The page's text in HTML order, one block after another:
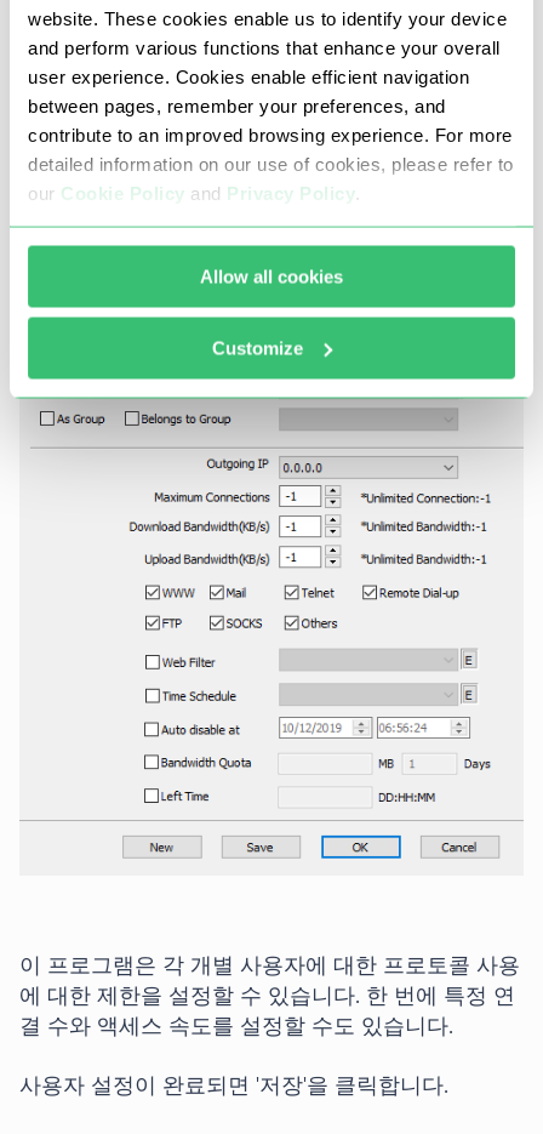
website. These cookies enable us to identify your device
and perform various functions that enhance your overall
user experience. Cookies enable efficient navigation
between pages, remember your preferences, and
contribute to an improved browsing experience. For more
detailed information on our use of cookies, please refer to
our Cookie Policy and Privacy Policy
Allow all cookies
Customize
여기에는 선택한 인증 유형에 따라 특정 필드가 표시
됩니다. 기본 필드만 채우고 나머지 줄은 터치할 수
없습니다. IP별 인증을 선택한 경우 해당 필드에 IP 주
소만 입력합니다. 로그인 및 비밀번호를 선택한 경우
이 데이터 등을 입력합니다.
이 프로그램은 각 개별 사용자에 대한 프로토콜 사용
에 대한 제한을 설정할 수 있습니다. 한 번에 특정 연
결 수와 액세스 속도를 설정할 수도 있습니다.
사용자 설정이 완료되면 '저장'을 클릭합니다.